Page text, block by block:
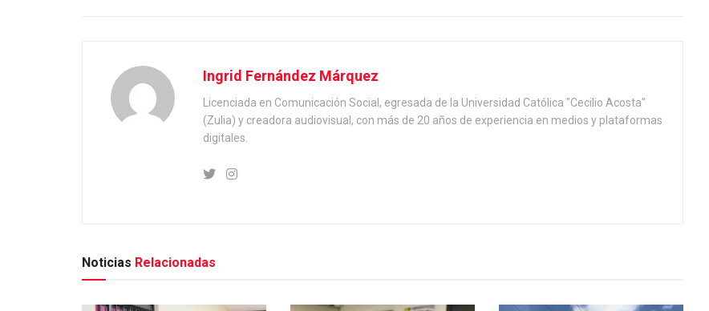
Ingrid Fernández Márquez
Licenciada en Comunicación Social, egresada de la Universidad Católica "Cecilio Acosta"
(Zulia) y creadora audiovisual, con más de 20 años de experiencia en medios y plataformas
digitales.
Noticias Relacionadas